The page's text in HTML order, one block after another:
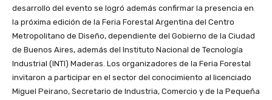
desarrollo del evento se logró además confirmar la presencia en
la próxima edición de la Feria Forestal Argentina del Centro
Metropolitano de Diseño, dependiente del Gobierno de la Ciudad
de Buenos Aires, además del Instituto Nacional de Tecnología
Industrial (INTI) Maderas. Los organizadores de la Feria Forestal
invitaron a participar en el sector del conocimiento al licenciado
Miguel Peirano, Secretario de Industria, Comercio y de la Pequeña